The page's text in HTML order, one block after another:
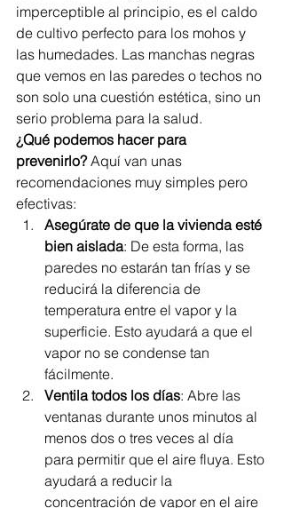
imperceptible al principio, es el caldo
de cultivo perfecto para los mohos y
las humedades. Las manchas negras
que vemos en las paredes o techos no
son solo una cuestión estética, sino un
serio problema para la salud.
¿Qué podemos hacer para
prevenirlo? Aquí van unas
recomendaciones muy simples pero
efectivas:
Asegúrate de que la vivienda esté
bien aislada: De esta forma, las
paredes no estarán tan frías y se
reducirá la diferencia de
temperatura entre el vapor y la
superficie. Esto ayudará a que el
vapor no se condense tan
fácilmente.
Ventila todos los días: Abre las
ventanas durante unos minutos al
menos dos o tres veces al día
para permitir que el aire fluya. Esto
ayudará a reducir la
concentración de vapor en el aire